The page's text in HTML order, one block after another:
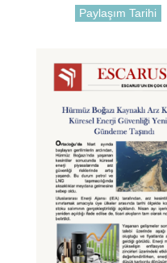
Paylaşım Tarihi